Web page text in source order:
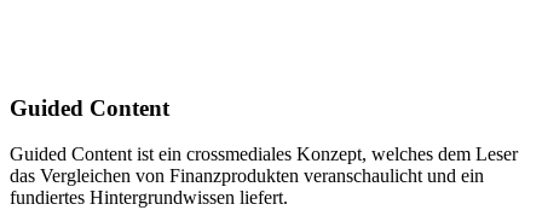
Guided Content
Guided Content ist ein crossmediales Konzept, welches dem Leser
das Vergleichen von Finanzprodukten veranschaulicht und ein
fundiertes Hintergrundwissen liefert.